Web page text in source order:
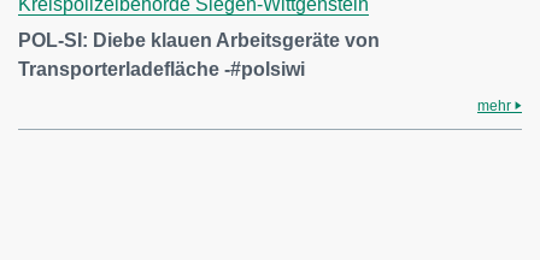
POL-SI: Diebe klauen Arbeitsgeräte von
Transporterladefläche -#polsiwi
mehr